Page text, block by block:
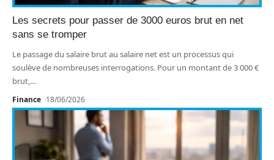
Les secrets pour passer de 3000 euros brut en net
sans se tromper
Le passage du salaire brut au salaire net est un processus qui
soulève de nombreuses interrogations. Pour un montant de 3 000 €
brut,…
Finance 18/06/2026